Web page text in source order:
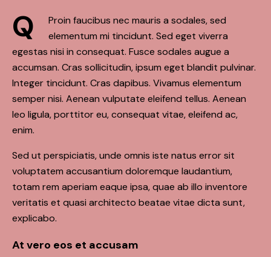
Q
Proin faucibus nec mauris a sodales, sed
elementum mi tincidunt. Sed eget viverra
egestas nisi in consequat. Fusce sodales augue a
accumsan. Cras sollicitudin, ipsum eget blandit pulvinar.
Integer tincidunt. Cras dapibus. Vivamus elementum
semper nisi. Aenean vulputate eleifend tellus. Aenean
leo ligula, porttitor eu, consequat vitae, eleifend ac,
enim.
Sed ut perspiciatis, unde omnis iste natus error sit
voluptatem accusantium doloremque laudantium,
totam rem aperiam eaque ipsa, quae ab illo inventore
veritatis et quasi architecto beatae vitae dicta sunt,
explicabo.
At vero eos et accusam